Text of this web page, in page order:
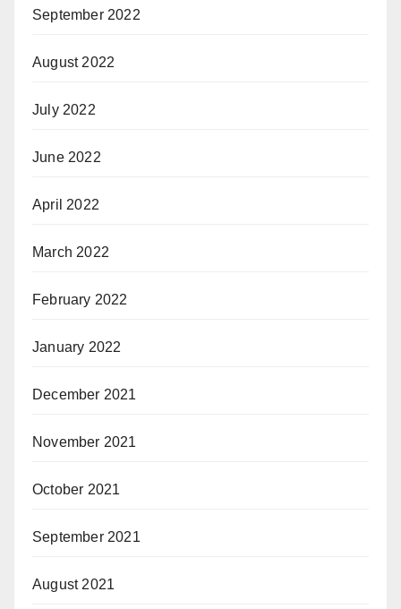
September 2022
August 2022
July 2022
June 2022
April 2022
March 2022
February 2022
January 2022
December 2021
November 2021
October 2021
September 2021
August 2021